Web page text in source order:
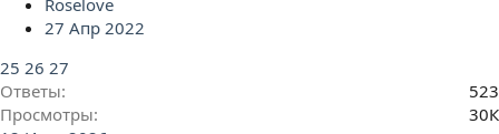
Roselove
27 Апр 2022
25 26 27
Ответы
523
Просмотры
30К